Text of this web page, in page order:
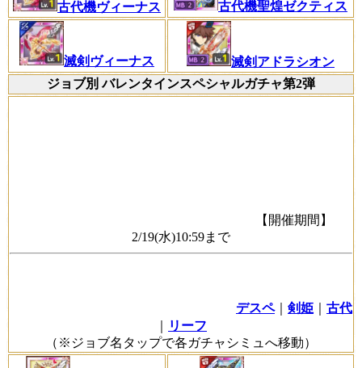
古代機ヴィーナス 古代機聖煌ゼクティス
滅剣ヴィーナス
滅剣アドラシオン
ジョブ別 バレンタインスペシャルガチャ第2弾
【開催期間】
2/19(水)10:59まで
デスペ｜ 剣姫
古代
リーフ
（※ジョブ名タップで各ガチャシミュへ移動）